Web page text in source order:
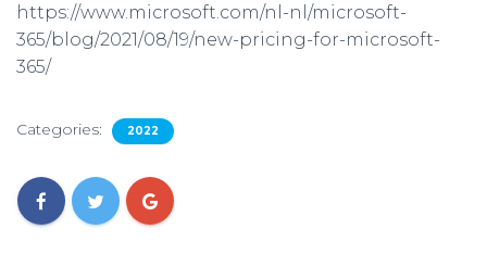
https://www.microsoft.com/nl-nl/microsoft-
365/blog/2021/08/19/new-pricing-for-microsoft-
365/
Categories: 2022